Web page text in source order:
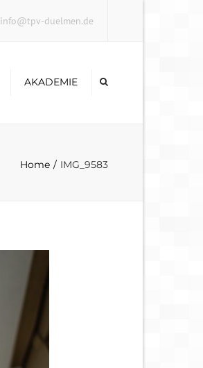
info@tpv-duelmen.de
AKADEMIE
Home IMG_9583